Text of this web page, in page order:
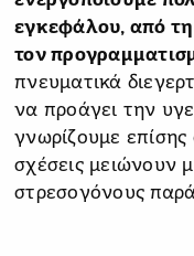
εγκεφάλου, από
τον
πνευματικά
να προάγει την
γνωρίζουμε επίσης
σχέσεις μειώνουν
στρεσογόνους